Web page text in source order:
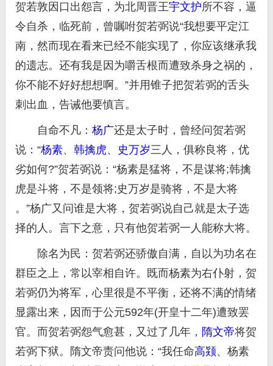
贺若敦因口出怨言，为北周晋王宇文护所不容，逼
令自杀，临死前，曾嘱咐贺若弼说“我想要平定江
南，然而现在看来已经不能实现了，你应该继承我
的遗志。还有我是因为嚼舌根而遭致杀身之祸的，
你不能不好好想想啊。”并用锥子把贺若弼的舌头
刺出血，告诫他要慎言。
自命不凡： 杨广还是太子时，曾经问贺若弼
说：“杨素、 韩擒虎、 史万岁三人，俱称良将，优
劣如何?”贺若弼说：“杨素是猛将，不是谋将;韩擒
虎是斗将，不是领将;史万岁是骑将，不是大将
。”杨广又问谁是大将，贺若弼说自己就是太子选
择的人。言下之意，只有他贺若弼一人能称大将。
除名为民：贺若弼还骄傲自满，自以为功名在
群臣之上，常以宰相自许。既而杨素为右仆射，贺
若弼仍为将军，心里很是不平衡，还将不满的情绪
显露出来，因而于公元592年(开皇十二年)遭致罢
官。而贺若弼怨气愈甚，又过了几年， 隋文帝将贺
若弼下狱。隋文帝责问他说：“我任命高颎、杨素